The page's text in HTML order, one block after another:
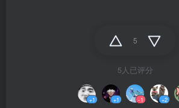
5
5人已评分
+1 +1 -1 +2